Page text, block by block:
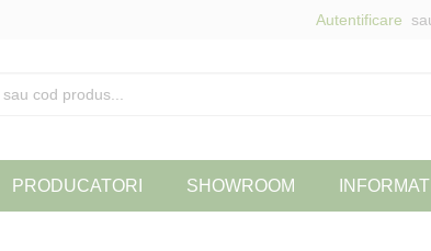
Autentificare
PRODUCATORI SHOWROOM INFORMATII